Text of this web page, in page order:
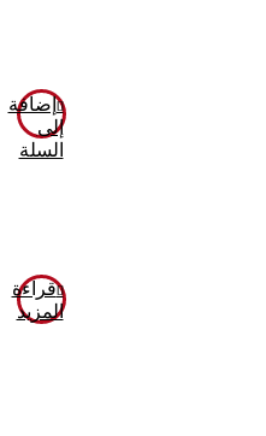
إضافة
إلى
السلة
قراءة
المزيد